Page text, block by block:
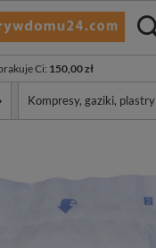
Ci: 150,00 zł
Kompresy, gaziki, plastry